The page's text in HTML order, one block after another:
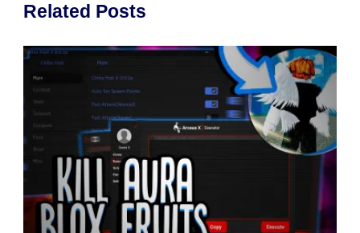
Related Posts